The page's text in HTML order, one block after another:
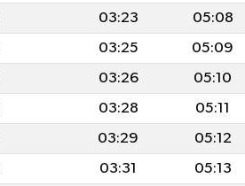
03:23 05:08
03:25 05:09
03:26 05:10
03:28 05:11
03:29 05:12
03:31 05:13